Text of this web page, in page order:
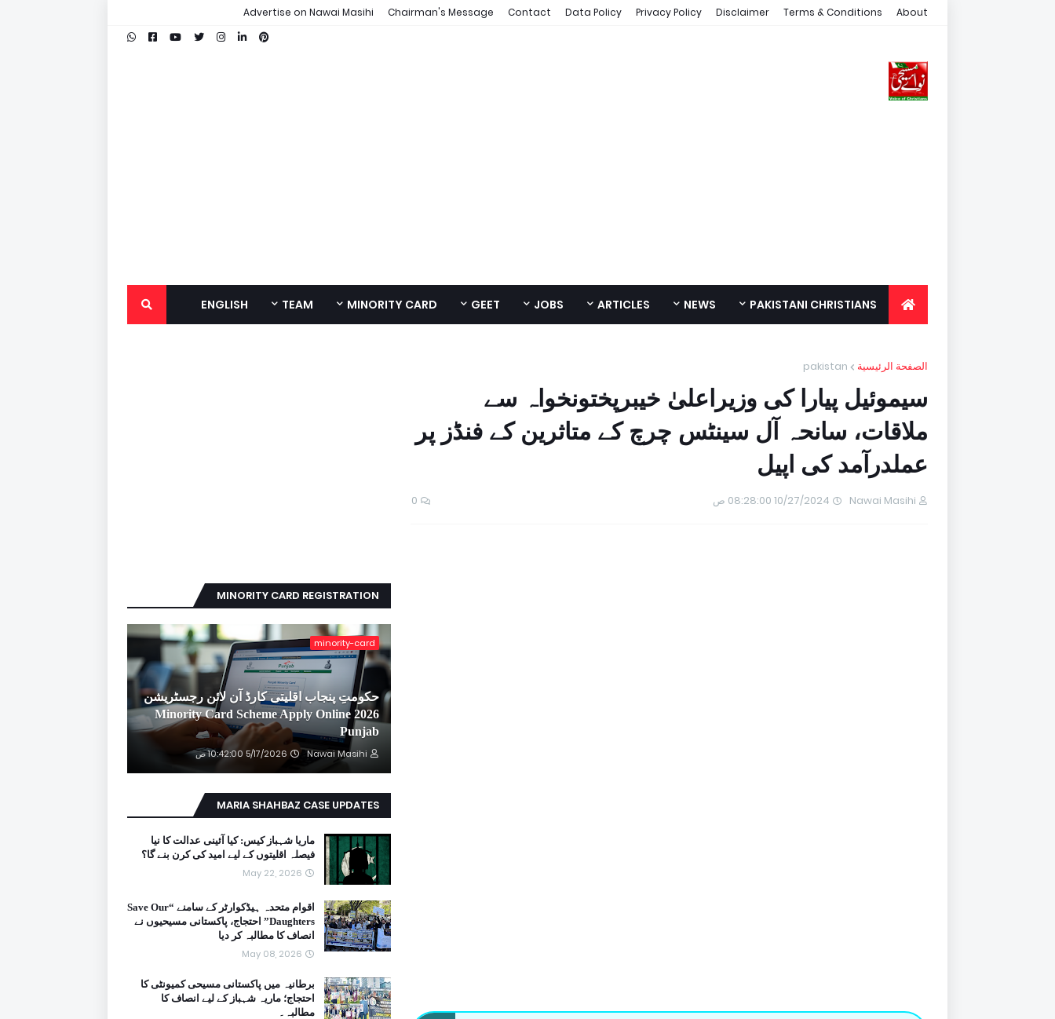
About
Terms & Conditions
Disclaimer
Privacy Policy
Data Policy
Contact
Chairman's Message
Advertise on Nawai Masihi
PAKISTANI CHRISTIANS
NEWS
ARTICLES
JOBS
GEET
MINORITY CARD
TEAM
ENGLISH
الصفحة الرئيسية pakistan
سیموئیل پیارا کی وزیراعلیٰ خیبرپختونخواہ سے
ملاقات، سانحہ آل سینٹس چرچ کے متاثرین کے فنڈز پر
عملدرآمد کی اپیل
Nawai Masihi 10/27/2024 08:28:00 ص 0
MINORITY CARD REGISTRATION
minority-card
حکومتِ پنجاب اقلیتی کارڈ آن لائن رجسٹریشن
2026 Minority Card Scheme Apply Online
Punjab
Nawai Masihi 5/17/2026 10:42:00 ص
MARIA SHAHBAZ CASE UPDATES
ماریا شہباز کیس: کیا آئینی عدالت کا نیا
فیصلہ اقلیتوں کے لیے امید کی کرن بنے گا؟
May 22, 2026
اقوام متحدہ ہیڈکوارٹر کے سامنے “Save Our
Daughters” احتجاج، پاکستانی مسیحیوں نے
انصاف کا مطالبہ کر دیا
May 08, 2026
برطانیہ میں پاکستانی مسیحی کمیونٹی کا
احتجاج؛ ماریہ شہباز کے لیے انصاف کا
مطالبہ۔